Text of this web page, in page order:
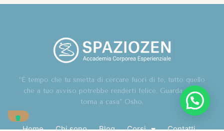
“È tempo che tu smetta di cercare fuori di te, tutto quello
che a tuo avviso potrebbe renderti felice. Guarda in te,
torna a casa” Osho.
Home Chi sono Blog Corsi Contatti